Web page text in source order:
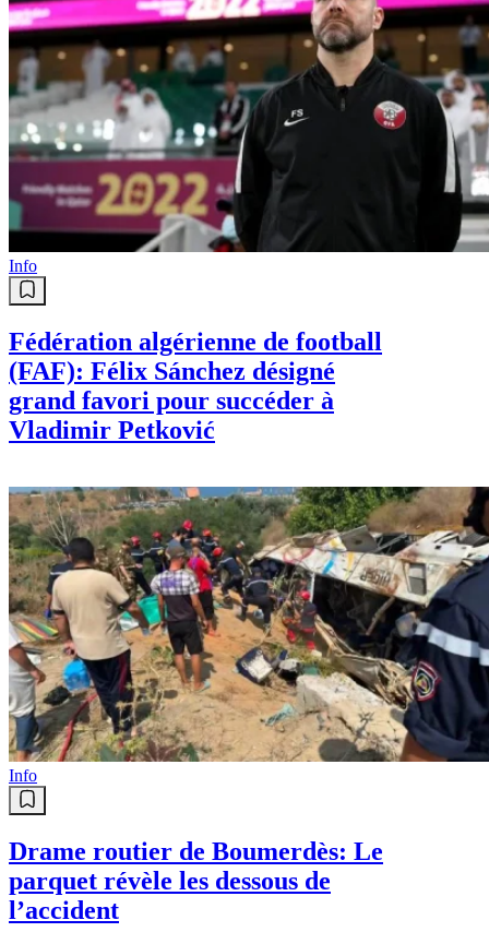
Info
Fédération algérienne de football
(FAF): Félix Sánchez désigné
grand favori pour succéder à
Vladimir Petković
Info
Drame routier de Boumerdès: Le
parquet révèle les dessous de
l’accident